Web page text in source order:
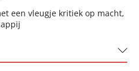
een vleugje kritiek op macht,